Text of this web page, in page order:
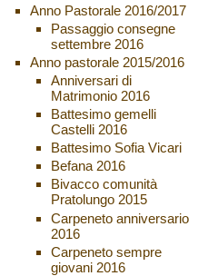
Anno Pastorale 2016/2017
Passaggio consegne
settembre 2016
Anno pastorale 2015/2016
Anniversari di
Matrimonio 2016
Battesimo gemelli
Castelli 2016
Battesimo Sofia Vicari
Befana 2016
Bivacco comunità
Pratolungo 2015
Carpeneto anniversario
2016
Carpeneto sempre
giovani 2016